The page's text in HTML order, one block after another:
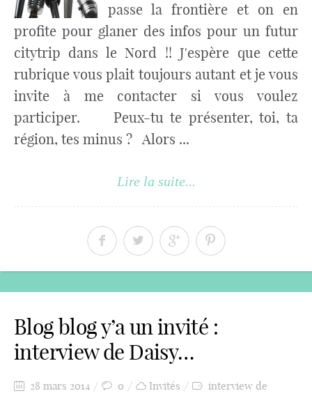
passe la frontière et on en
profite pour glaner des infos pour un futur
citytrip dans le Nord !! J'espère que cette
rubrique vous plait toujours autant et je vous
invite à me contacter si vous voulez
participer. Peux-tu te présenter, toi, ta
région, tes minus ? Alors ...
Lire la suite...
Blog blog y’a un invité :
interview de Daisy…
28 mars 2014 0 Invités
interview de